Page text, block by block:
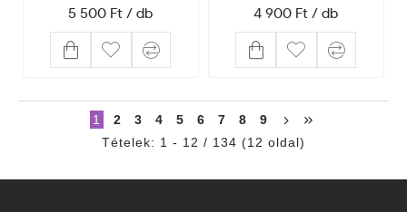
5 500 Ft / db 4 900 Ft / db
1 2 3 4 5 6 7 8
9
Tételek: 1 - 12 / 134 (12 oldal)